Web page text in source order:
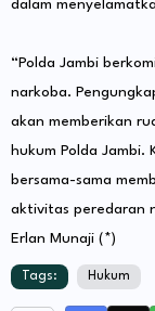
dalam
“Polda Jambi
narkoba.
akan memberikan
hukum Polda
bersama-sama
aktivitas peredaran
Erlan Munaji (*)
Tags: Hukum